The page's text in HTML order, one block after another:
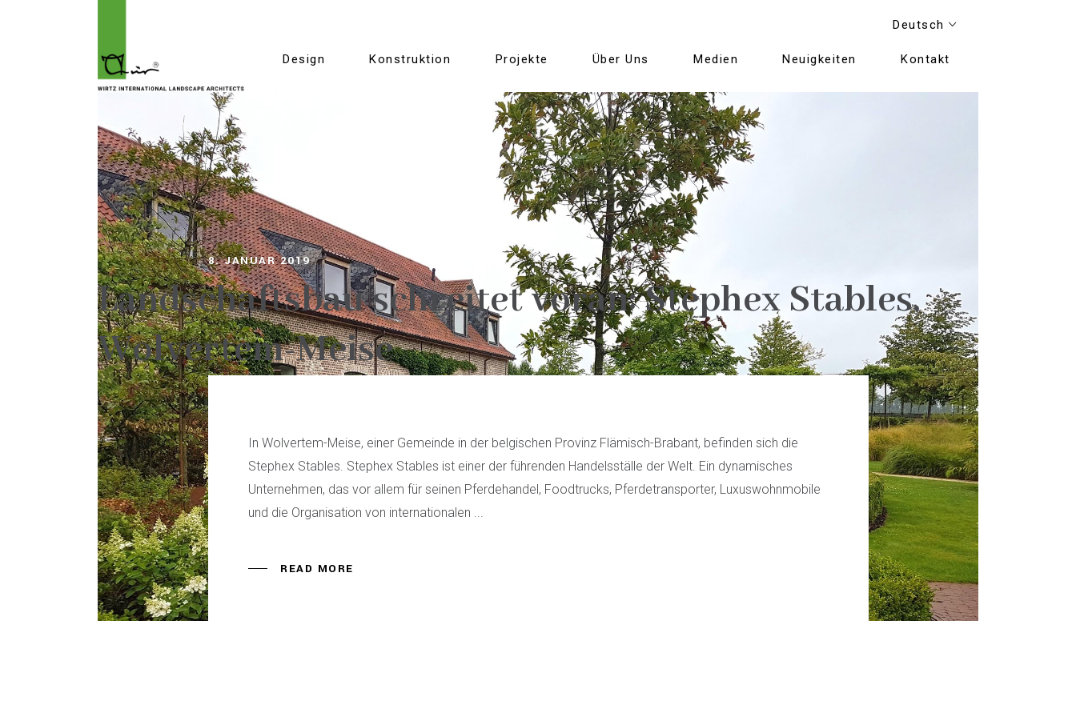
Deutsch
Design Konstruktion Projekte Über Uns Medien Neuigkeiten Kontakt
8. JANUAR 2019
Landschaftsbau schreitet voran: Stephex Stables,
Wolvertem-Meise
In Wolvertem-Meise, einer Gemeinde in der belgischen Provinz Flämisch-Brabant, befinden sich die
Stephex Stables. Stephex Stables ist einer der führenden Handelsställe der Welt. Ein dynamisches
Unternehmen, das vor allem für seinen Pferdehandel, Foodtrucks, Pferdetransporter, Luxuswohnmobile
und die Organisation von internationalen
READ MORE